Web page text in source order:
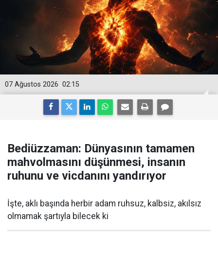
02:15
07 Ağustos 2026
Bediüzzaman: Dünyasının tamamen
mahvolmasını düşünmesi, insanın
ruhunu ve vicdanını yandırıyor
İşte, aklı başında herbir adam ruhsuz, kalbsiz, akılsız
olmamak şartıyla bilecek ki